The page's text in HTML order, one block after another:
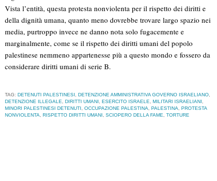
Vista l’entità, questa protesta nonviolenta per il rispetto dei diritti e
della dignità umana, quanto meno dovrebbe trovare largo spazio nei
media, purtroppo invece ne danno nota solo fugacemente e
marginalmente, come se il rispetto dei diritti umani del popolo
palestinese nemmeno appartenesse più a questo mondo e fossero da
considerare diritti umani di serie B.
TAG: DETENUTI PALESTINESI, DETENZIONE AMMINISTRATIVA GOVERNO ISRAELIANO,
DETENZIONE ILLEGALE, DIRITTI UMANI, ESERCITO ISRAELE, MILITARI ISRAELIANI,
MINORI PALESTINESI DETENUTI, OCCUPAZIONE PALESTINA, PALESTINA, PROTESTA
NONVIOLENTA, RISPETTO DIRITTI UMANI, SCIOPERO DELLA FAME, TORTURE